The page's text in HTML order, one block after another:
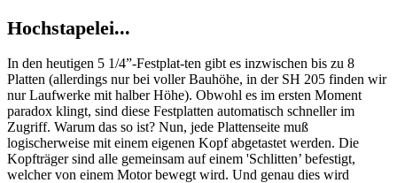
Hochstapelei...
In den heutigen 5 1/4”-Festplat-ten gibt es inzwischen bis zu 8
Platten (allerdings nur bei voller Bauhöhe, in der SH 205 finden wir
nur Laufwerke mit halber Höhe). Obwohl es im ersten Moment
paradox klingt, sind diese Festplatten automatisch schneller im
Zugriff. Warum das so ist? Nun, jede Plattenseite muß
logischerweise mit einem eigenen Kopf abgetastet werden. Die
Kopfträger sind alle gemeinsam auf einem 'Schlitten’ befestigt,
welcher von einem Motor bewegt wird. Und genau dies wird